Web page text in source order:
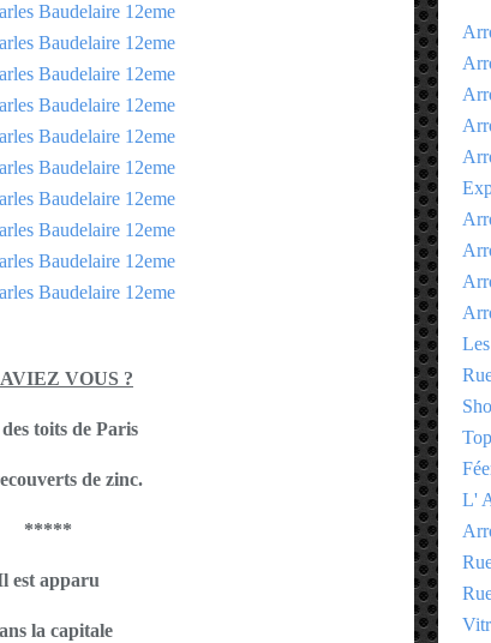
VOUS ?
toits de Paris
de zinc.
*****
est apparu
la capitale
L'